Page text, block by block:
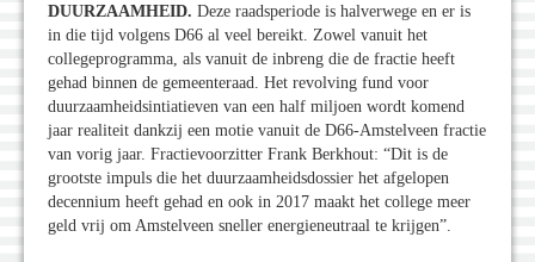
DUURZAAMHEID. Deze raadsperiode is halverwege en er is
in die tijd volgens D66 al veel bereikt. Zowel vanuit het
collegeprogramma, als vanuit de inbreng die de fractie heeft
gehad binnen de gemeenteraad. Het revolving fund voor
duurzaamheidsintiatieven van een half miljoen wordt komend
jaar realiteit dankzij een motie vanuit de D66-Amstelveen fractie
van vorig jaar. Fractievoorzitter Frank Berkhout: “Dit is de
grootste impuls die het duurzaamheidsdossier het afgelopen
decennium heeft gehad en ook in 2017 maakt het college meer
geld vrij om Amstelveen sneller energieneutraal te krijgen”.